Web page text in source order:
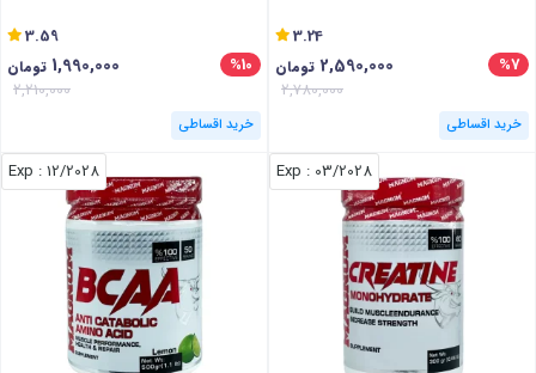
3.24
%7
2,590,000 تومان
2,780,000
خرید اقساطی
3.59
%10
1,990,000 تومان
2,210,000
خرید اقساطی
03/2028
: Exp
12/2028
: Exp